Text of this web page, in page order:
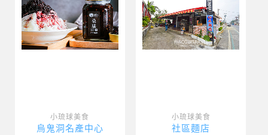
小琉球美食
烏鬼洞名產中心
小琉球美食
社區麵店